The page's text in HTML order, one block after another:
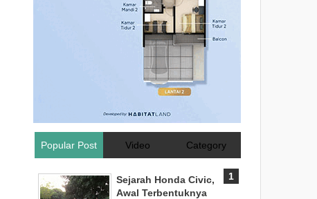
Popular Post Video Category
Sejarah Honda Civic,
Awal Terbentuknya